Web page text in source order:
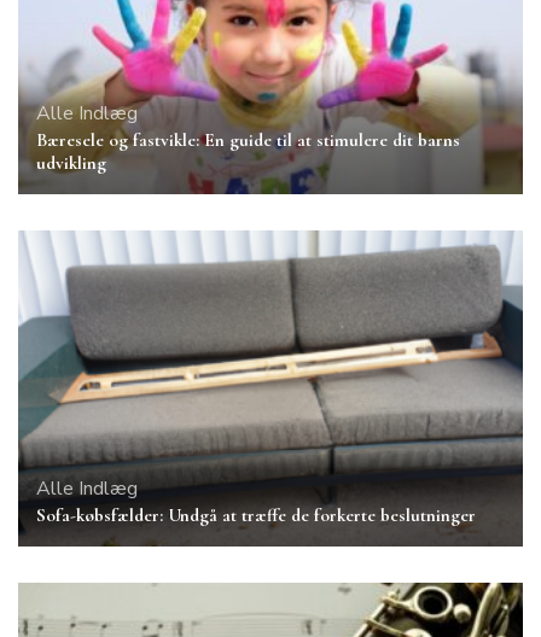
Alle Indlæg
Bæresele og fastvikle: En guide til at stimulere dit barns
udvikling
Alle Indlæg
Sofa-købsfælder: Undgå at træffe de forkerte beslutninger